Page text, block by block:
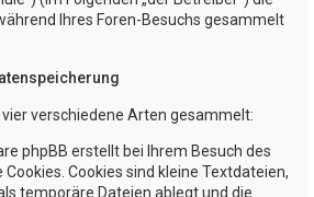
Ihres Foren-Besuchs gesammelt
vier verschiedene Arten gesammelt:
phpBB erstellt bei Ihrem Besuch des
Cookies. Cookies sind kleine Textdateien,
temporäre Dateien ablegt und die